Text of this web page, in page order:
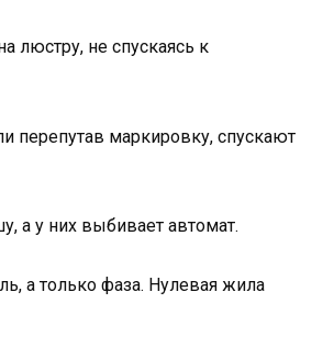
люстру, не спускаясь к
перепутав маркировку, спускают
а у них выбивает автомат.
а только фаза. Нулевая жила